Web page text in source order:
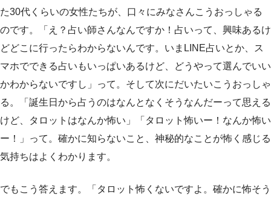
た30代くらいの女性たちが、口々にみなさんこうおっしゃる
のです。「え？占い師さんなんですか！占いって、興味あるけ
どどこに行ったらわからないんです。いまLINE占いとか、ス
マホでできる占いもいっぱいあるけど、どうやって選んでいい
かわからないですし」って。そして次にだいたいこうおっしゃ
る。「誕生日から占うのはなんとなくそうなんだーって思える
けど、タロットはなんか怖い」「タロット怖いー！なんか怖い
ー！」って。確かに知らないこと、神秘的なことが怖く感じる
気持ちはよくわかります。
でもこう答えます。「タロット怖くないですよ。確かに怖そう